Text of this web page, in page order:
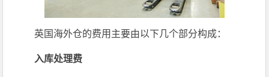
英国海外仓的费用主要由以下几个部分构成：
入库处理费